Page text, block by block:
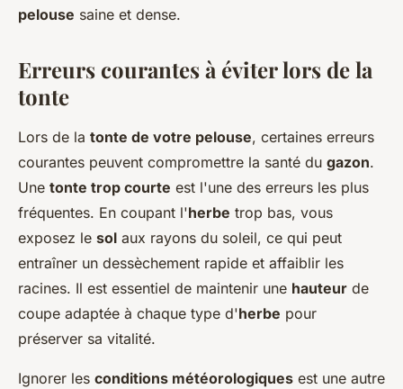
pelouse saine et dense.
Erreurs courantes à éviter lors de la
tonte
Lors de la tonte de votre pelouse, certaines erreurs
courantes peuvent compromettre la santé du gazon.
Une tonte trop courte est l'une des erreurs les plus
fréquentes. En coupant l'herbe trop bas, vous
exposez le sol aux rayons du soleil, ce qui peut
entraîner un dessèchement rapide et affaiblir les
racines. Il est essentiel de maintenir une hauteur de
coupe adaptée à chaque type d'herbe pour
préserver sa vitalité.
Ignorer les conditions météorologiques est une autre